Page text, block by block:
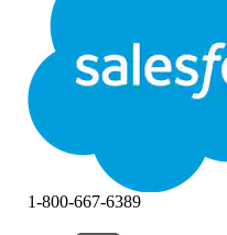
Chiudi Chiudi
1-800-667-6389